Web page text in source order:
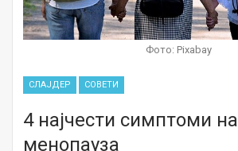
Фото: Pixabay
СЛАЈДЕР СОВЕТИ
4 најчести симптоми на
менопауза